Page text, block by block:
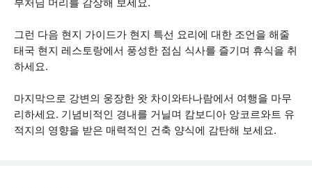
그런 다음 현지 가이드가 현지 특선 요리에 대한 조언을 해줄
태국 현지 레스토랑에서 풍성한 점심 식사를 즐기며 휴식을 취
하세요.
마지막으로 강변의 웅장한 왓 차이와타나람에서 여행을 마무
리하세요. 기념비적인 경내를 거닐며 캄보디아 앙코르와트 유
적지의 영향을 받은 매력적인 건축 양식에 감탄해 보세요.